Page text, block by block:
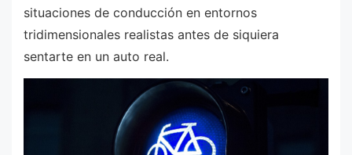
situaciones de conducción en entornos
tridimensionales realistas antes de siquiera
sentarte en un auto real.